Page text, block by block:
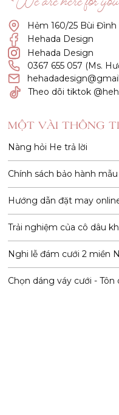
“We are here for
Hẻm 160/25 Bùi Đình
Hehada Design
Hehada Design
0367 655 057 (Ms.
Theo dõi tiktok
MỘT VÀI THÔNG
Nàng hỏi He trả lời
Chính sách bảo hành
Hướng dẫn đặt may
Trải nghiệm của cô dâu
Nghi lễ đám cưới 2 miền
Chọn dáng váy cưới - Tôn